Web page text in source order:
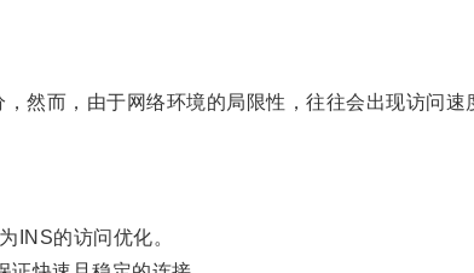
而，由于网络环境的局限性，往往会出现访问速
的访问优化。